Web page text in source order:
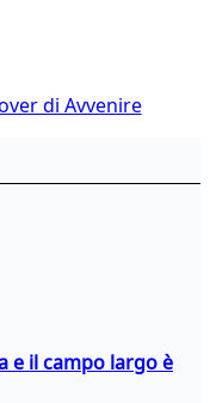
di Avvenire
e il campo largo è